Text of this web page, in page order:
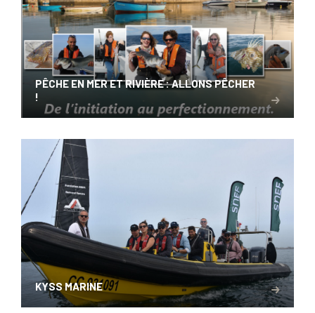
PÊCHE EN MER ET RIVIÈRE : ALLONS PÊCHER
!
KYSS MARINE